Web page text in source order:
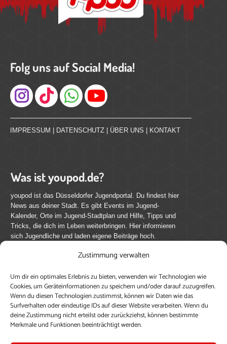
Zustimmung verwalten
Um dir ein optimales Erlebnis zu bieten, verwenden wir Technologien wie
Cookies, um Geräteinformationen zu speichern und/oder darauf zuzugreifen.
Wenn du diesen Technologien zustimmst, können wir Daten wie das
Surfverhalten oder eindeutige IDs auf dieser Website verarbeiten. Wenn du
deine Zustimmung nicht erteilst oder zurückziehst, können bestimmte
Merkmale und Funktionen beeinträchtigt werden.
Folg uns auf Social Media!
Instagram
IMPRESSUM | DATENSCHUTZ | ÜBER UNS | KONTAKT
Was ist youpod.de?
youpod ist das Düsseldorfer Jugendportal. Du findest hier
News aus deiner Stadt. Es gibt Events im Jugend-
Kalender, Orte im Jugend-Stadtplan und Hilfe, Tipps und
Tricks, die dich im Leben weiterbringen. Hier informieren
sich Jugendliche und laden eigene Beiträge hoch.
youpod.de lebt von Menschen wie dir. Sammel
journalistische Erfahrung, teile deine Perspektive und
veröffentliche deine Beiträge auf youpod.de.Du musst
dich anmelden, um alle Funktionen nutzen zu können, ein
Profil anzulegen, eigene Beiträge hochzuladen und zu